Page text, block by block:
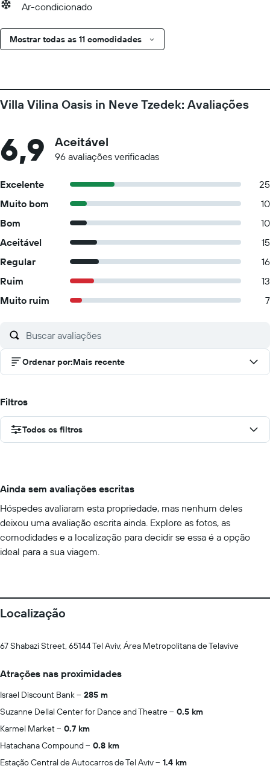
Ar-condicionado
Mostrar todas as 11 comodidades
Villa Vilina Oasis in Neve Tzedek: Avaliações
6,9 Aceitável
96 avaliações verificadas
Excelente
25
Muito bom
10
Bom
10
Aceitável
15
Regular
16
Ruim
13
Muito ruim
7
Ordenar por:Mais recente
Filtros
Todos os filtros
Ainda sem avaliações escritas
Hóspedes avaliaram esta propriedade, mas nenhum deles
deixou uma avaliação escrita ainda. Explore as fotos, as
comodidades e a localização para decidir se essa é a opção
ideal para a sua viagem.
Localização
67 Shabazi Street, 65144 Tel Aviv, Área Metropolitana de Telavive
Atrações nas proximidades
Israel Discount Bank
285 m
Suzanne Dellal Center for Dance and Theatre
0.5 km
Karmel Market
0.7 km
Hatachana Compound
0.8 km
Estação Central de Autocarros de Tel Aviv
1.4 km